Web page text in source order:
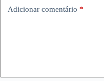
Adicionar comentário *